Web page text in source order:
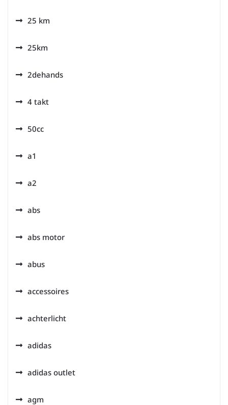
25 km
25km
2dehands
4 takt
50cc
a1
a2
abs
abs motor
abus
accessoires
achterlicht
adidas
adidas outlet
agm